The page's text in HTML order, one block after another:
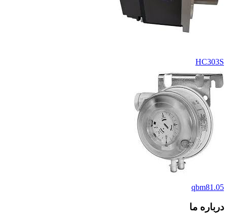
HC303S
qbm81.05
درباره ما